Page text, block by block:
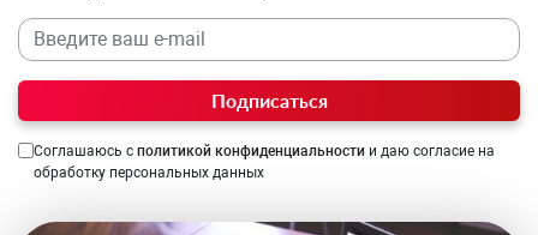
Подписаться
Соглашаюсь с политикой конфиденциальности и даю согласие на
обработку персональных данных